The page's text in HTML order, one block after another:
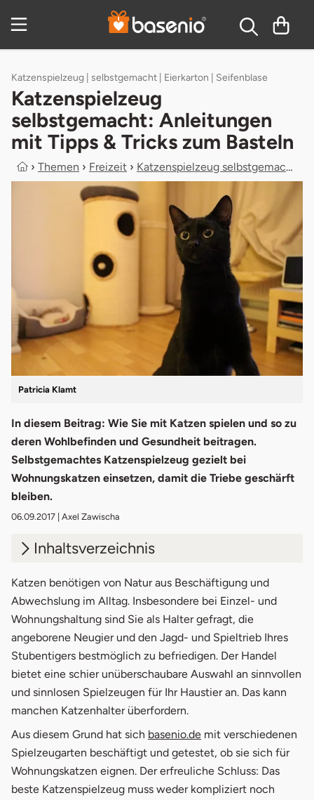
Inhaltsverzeichnis
Katzenspielzeug | selbstgemacht | Eierkarton | Seifenblase
Katzenspielzeug
selbstgemacht: Anleitungen
mit Tipps & Tricks zum Basteln
› Themen › Freizeit › Katzenspielzeug selbstgemacht: Anle...
Patricia Klamt
In diesem Beitrag: Wie Sie mit Katzen spielen und so zu
deren Wohlbefinden und Gesundheit beitragen.
Selbstgemachtes Katzenspielzeug gezielt bei
Wohnungskatzen einsetzen, damit die Triebe geschärft
bleiben.
06.09.2017 | Axel Zawischa
Inhaltsverzeichnis
1. Tagesablauf für die Katze gestalten
Welches Katzenspielzeug für welchen
Zweck?
3. Einfache Spielzeuge zum Selbermachen
4. Sicherheitstipps für Katzenspielzeug
5. Empfehlungen
Katzen benötigen von Natur aus Beschäftigung und
Abwechslung im Alltag. Insbesondere bei Einzel- und
Wohnungshaltung sind Sie als Halter gefragt, die
angeborene Neugier und den Jagd- und Spieltrieb Ihres
Stubentigers bestmöglich zu befriedigen. Der Handel
bietet eine schier unüberschaubare Auswahl an sinnvollen
und sinnlosen Spielzeugen für Ihr Haustier an. Das kann
manchen Katzenhalter überfordern.
Aus diesem Grund hat sich basenio.deöffnet in neuem
mit verschiedenen
Spielzeugarten beschäftigt und getestet, ob sie sich für
Wohnungskatzen eignen. Der erfreuliche Schluss: Das
beste Katzenspielzeug muss weder kompliziert noch